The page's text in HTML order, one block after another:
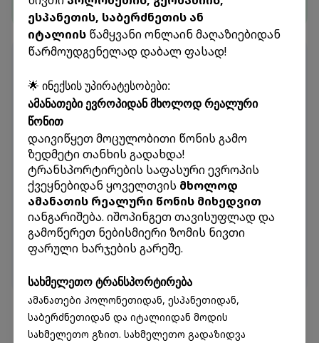
China to Georgia.
Land Freight
From European countries to Georgia and vice-
versa.
Take advantage of fast and regular LTL (Less
than Truckload) land shipments across Europe.
Our logistical network ensures the safe and
economical transportation of your cargo.
Special Offers:
Our priority directions are Italy and Greece, from
where we offer the most competitive rates and
flexible terms on the market.
ესპანეთის, საბერძნეთის ან
იტალიის წამყვანი ონლაინ მაღაზიებიდან
წარმოუდგენელად დაბალ ფასად!
🌟 ინექსის უპირატესობები:
ამანათები ევროპიდან მხოლოდ რეალური
წონით
დაივიწყეთ მოცულობითი წონის გამო
ზედმეტი თანხის გადახდა!
ტრანსპორტირების საფასური ევროპის
ქვეყნებიდან ყოველთვის მხოლოდ
ამანათის რეალური წონის მიხედვით
იანგარიშება. იშოპინგეთ თავისუფლად და
გამოწერეთ ნებისმიერი ზომის ნივთი
ფარული ხარჯების გარეშე.
სახმელეთო ტრანსპორტირება
ამანათები პოლონეთიდან, ესპანეთიდან,
საბერძნეთიდან და იტალიიდან მოდის
სახმელეთო გზით. სახმელეთო გადაზიდვა